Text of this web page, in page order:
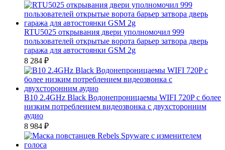
RTU5025 открывания двери уполномочил 999
пользователей открытые ворота барьер затвора дверь
гаража для автостоянки GSM 2g
8 284 ₽
B10 2.4GHz Black Водонепроницаемы WIFI 720P с более
низким потреблением видеозвонка с двухсторонним
аудио
8 984 ₽